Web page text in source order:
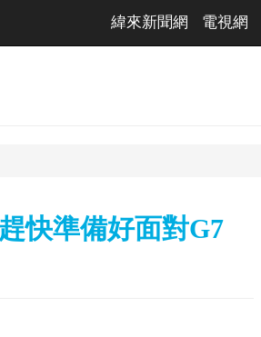
緯來新聞網 電視網
快準備好面對G7